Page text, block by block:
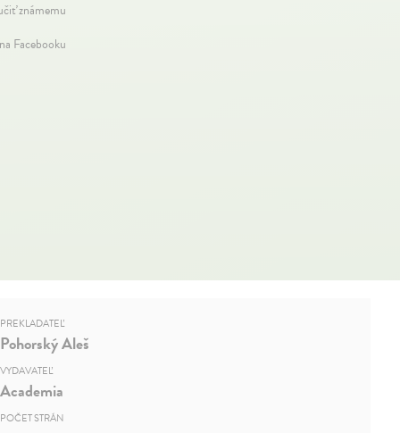
známemu
Facebooku
PREKLADATEĽ
Pohorský Aleš
VYDAVATEĽ
Academia
POČET STRÁN